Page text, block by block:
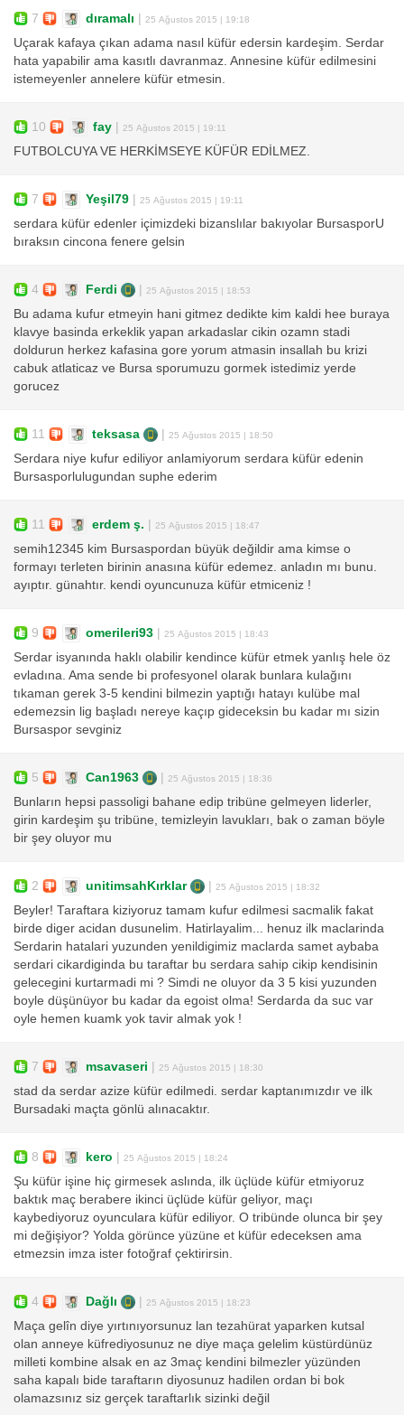
7 dıramalı 25 Ağustos 2015 | 19:18
Uçarak kafaya çıkan adama nasıl küfür edersin kardeşim. Serdar
hata yapabilir ama kasıtlı davranmaz. Annesine küfür edilmesini
istemeyenler annelere küfür etmesin.
10 fay 25 Ağustos 2015 | 19:11
FUTBOLCUYA VE HERKİMSEYE KÜFÜR EDİLMEZ.
7 Yeşil79 25 Ağustos 2015 | 19:11
serdara küfür edenler içimizdeki bizanslılar bakıyolar BursasporU
bıraksın cincona fenere gelsin
4 Ferdi 25 Ağustos 2015 | 18:53
Bu adama kufur etmeyin hani gitmez dedikte kim kaldi hee buraya
klavye basinda erkeklik yapan arkadaslar cikin ozamn stadi
doldurun herkez kafasina gore yorum atmasin insallah bu krizi
cabuk atlaticaz ve Bursa sporumuzu gormek istedimiz yerde
gorucez
11 teksasa 25 Ağustos 2015 | 18:50
Serdara niye kufur ediliyor anlamiyorum serdara küfür edenin
Bursasporlulugundan suphe ederim
11 erdem ş. 25 Ağustos 2015 | 18:47
semih12345 kim Bursaspordan büyük değildir ama kimse o
formayı terleten birinin anasına küfür edemez. anladın mı bunu.
ayıptır. günahtır. kendi oyuncunuza küfür etmiceniz !
9 omerileri93 25 Ağustos 2015 | 18:43
Serdar isyanında haklı olabilir kendince küfür etmek yanlış hele öz
evladına. Ama sende bi profesyonel olarak bunlara kulağını
tıkaman gerek 3-5 kendini bilmezin yaptığı hatayı kulübe mal
edemezsin lig başladı nereye kaçıp gideceksin bu kadar mı sizin
Bursaspor sevginiz
5 Can1963 25 Ağustos 2015 | 18:36
Bunların hepsi passoligi bahane edip tribüne gelmeyen liderler,
girin kardeşim şu tribüne, temizleyin lavukları, bak o zaman böyle
bir şey oluyor mu
2 unitimsahKırklar 25 Ağustos 2015 | 18:32
Beyler! Taraftara kiziyoruz tamam kufur edilmesi sacmalik fakat
birde diger acidan dusunelim. Hatirlayalim... henuz ilk maclarinda
Serdarin hatalari yuzunden yenildigimiz maclarda samet aybaba
serdari cikardiginda bu taraftar bu serdara sahip cikip kendisinin
gelecegini kurtarmadi mi ? Simdi ne oluyor da 3 5 kisi yuzunden
boyle düşünüyor bu kadar da egoist olma! Serdarda da suc var
oyle hemen kuamk yok tavir almak yok !
7 msavaseri 25 Ağustos 2015 | 18:30
stad da serdar azize küfür edilmedi. serdar kaptanımızdır ve ilk
Bursadaki maçta gönlü alınacaktır.
8 kero 25 Ağustos 2015 | 18:24
Şu küfür işine hiç girmesek aslında, ilk üçlüde küfür etmiyoruz
baktık maç berabere ikinci üçlüde küfür geliyor, maçı
kaybediyoruz oyunculara küfür ediliyor. O tribünde olunca bir şey
mi değişiyor? Yolda görünce yüzüne et küfür edeceksen ama
etmezsin imza ister fotoğraf çektirirsin.
4 Dağlı 25 Ağustos 2015 | 18:23
Maça gelîn diye yırtınıyorsunuz lan tezahürat yaparken kutsal
olan anneye küfrediyosunuz ne diye maça gelelim küstürdünüz
milleti kombine alsak en az 3maç kendini bilmezler yüzünden
saha kapalı bide taraftarın diyosunuz hadilen ordan bi bok
olamazsınız siz gerçek taraftarlık sizinki değil